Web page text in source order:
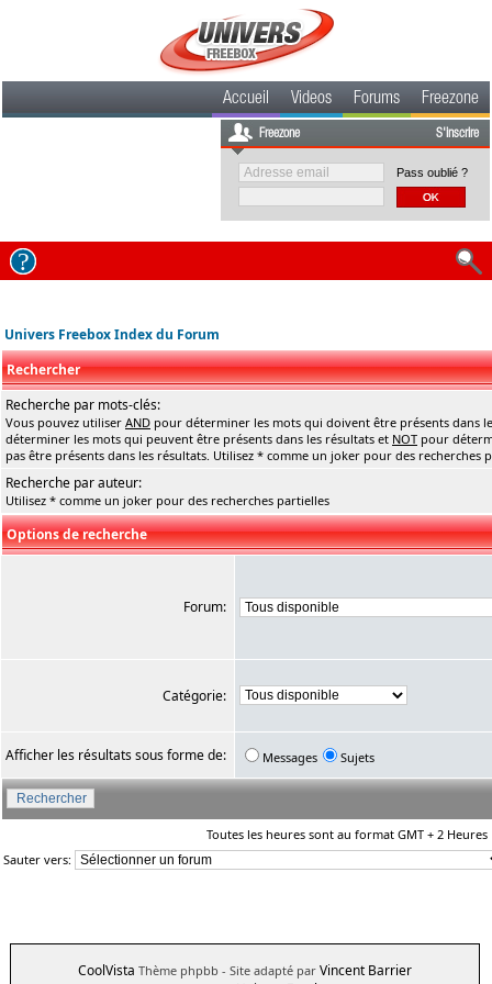
Accueil Videos Forums Freezone
Freezone S'inscrire
Pass oublié ?
Univers Freebox Index du Forum
Rechercher
Recherche par mots-clés:
Vous pouvez utiliser AND pour déterminer les mots qui doivent être présents dans
déterminer les mots qui peuvent être présents dans les résultats et NOT pour
pas être présents dans les résultats. Utilisez * comme un joker pour des recherches
Recherche par auteur:
Utilisez * comme un joker pour des recherches partielles
Options de recherche
Forum:
Catégorie:
Afficher les résultats sous forme de: Messages Sujets
Toutes les heures sont au format GMT + 2 Heures
Sauter vers:
CoolVista Thème phpbb - Site adapté par Vincent Barrier